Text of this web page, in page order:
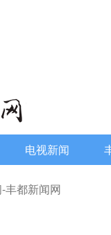
电视新闻
丰都新闻网